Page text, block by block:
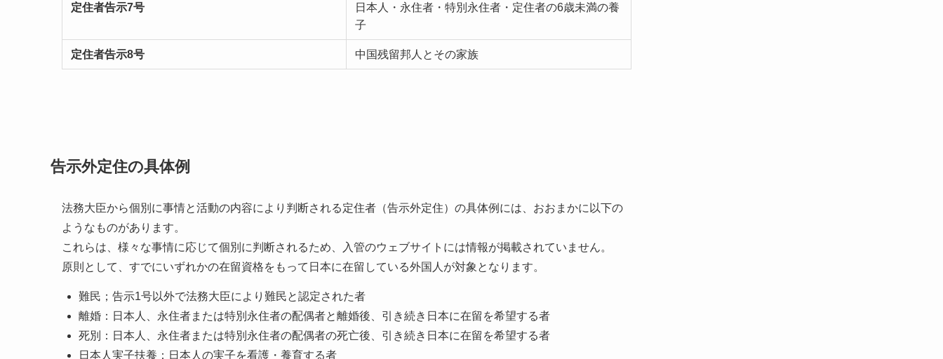
定住者告示7号
日本人・永住者・特別永住者・定住者の6歳未満の養
子
定住者告示8号 中国残留邦人とその家族
告示外定住の具体例
法務大臣から個別に事情と活動の内容により判断される定住者（告示外定住）の具体例には、おおまかに以下の
ようなものがあります。
これらは、様々な事情に応じて個別に判断されるため、入管のウェブサイトには情報が掲載されていません。
原則として、すでにいずれかの在留資格をもって日本に在留している外国人が対象となります。
難民；告示1号以外で法務大臣により難民と認定された者
離婚：日本人、永住者または特別永住者の配偶者と離婚後、引き続き日本に在留を希望する者
死別：日本人、永住者または特別永住者の配偶者の死亡後、引き続き日本に在留を希望する者
日本人実子扶養：日本人の実子を看護・養育する者